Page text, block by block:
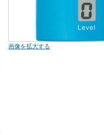
画像を拡大する